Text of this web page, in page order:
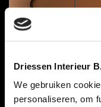
Driessen Interieur
We gebruiken
personaliseren, om